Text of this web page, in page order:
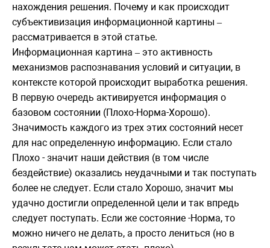
нахождения решения. Почему и как происходит
субъективизация информационной картины –
рассматривается в этой статье.
Информационная картина – это активность
механизмов распознавания условий и ситуации, в
контексте которой происходит выработка решения.
В первую очередь активируется информация о
базовом состоянии (Плохо-Норма-Хорошо).
Значимость каждого из трех этих состояний несет
для нас определенную информацию. Если стало
Плохо - значит наши действия (в том числе
бездействие) оказались неудачными и так поступать
более не следует. Если стало Хорошо, значит мы
удачно достигли определенной цели и так впредь
следует поступать. Если же состояние -Норма, то
можно ничего не делать, а просто лениться (но в